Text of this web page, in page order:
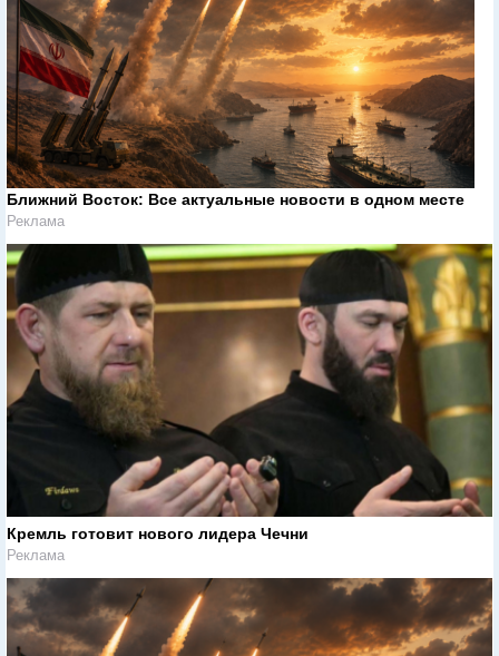
Ближний Восток: Все актуальные новости в одном месте
Реклама
Кремль готовит нового лидера Чечни
Реклама